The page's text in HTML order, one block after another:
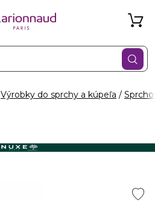
Výrobky do sprchy a kúpeľa